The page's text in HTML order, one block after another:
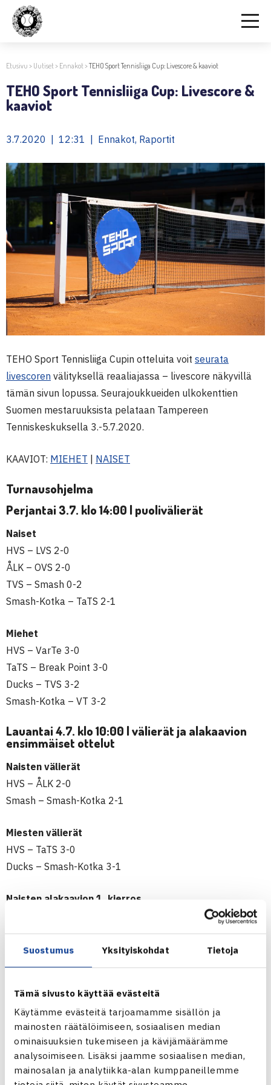
Suostumus Yksityiskohdat Tietoja
Tämä sivusto käyttää evästeitä
Käytämme evästeitä tarjoamamme sisällön ja
mainosten räätälöimiseen, sosiaalisen median
ominaisuuksien tukemiseen ja kävijämäärämme
analysoimiseen. Lisäksi jaamme sosiaalisen median,
mainosalan ja analytiikka-alan kumppaneillemme
Etusivu > Uutiset> Ennakot>TEHO Sport Tennisliiga Cup: Livescore & kaaviot
TEHO Sport Tennisliiga Cup: Livescore &
kaaviot
3.7.2020 | 12:31 | Ennakot, Raportit
TEHO Sport Tennisliiga Cupin otteluita voit seurata
livescoren välityksellä reaaliajassa – livescore näkyvillä
tämän sivun lopussa. Seurajoukkueiden ulkokenttien
Suomen mestaruuksista pelataan Tampereen
Tenniskeskuksella 3.-5.7.2020.
KAAVIOT: MIEHET NAISET
Turnausohjelma
Perjantai 3.7. klo 14:00 | puolivälierät
Naiset
HVS – LVS 2-0
ÅLK – OVS 2-0
TVS – Smash 0-2
Smash-Kotka – TaTS 2-1
Miehet
HVS – VarTe 3-0
TaTS – Break Point 3-0
Ducks – TVS 3-2
Smash-Kotka – VT 3-2
Lauantai 4.7. klo 10:00 | välierät ja alakaavion
ensimmäiset ottelut
Naisten välierät
HVS – ÅLK 2-0
Smash – Smash-Kotka 2-1
Miesten välierät
HVS – TaTS 3-0
Ducks – Smash-Kotka 3-1
Naisten alakaavion 1. kierros
TVS – TaTS 0-2
Miesten alakaavion 1. kierros
TVS – VT 3-1
Sunnuntai 5.7. klo 10:00 | loppuottelut,
pronssiottelut, putoamiskarsinnat
Naisten loppuottelu
HVS – Smash 2-0